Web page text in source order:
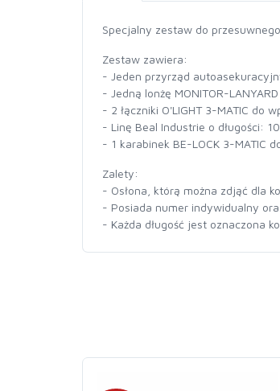
Specjalny zestaw do
Zestaw zawiera:
- Jeden przyrząd
- Jedną lonżę MONITOR-
- 2 łączniki O'LIGHT 3-MATIC do
- Linę Beal Industrie o długości:
- 1 karabinek BE-LOCK 3-MATIC
Zalety:
- Osłona, którą można zdjąć dla
- Posiada numer indywidualny
- Każda długość jest oznaczona